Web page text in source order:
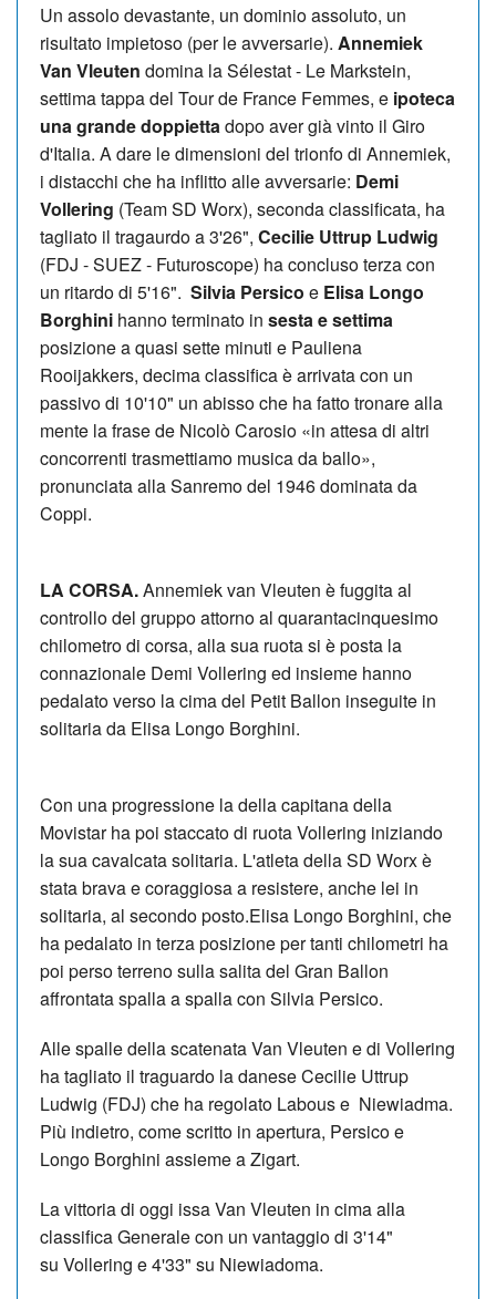
Un assolo devastante, un dominio assoluto, un
risultato impietoso (per le avversarie). Annemiek
Van Vleuten domina la Sélestat - Le Markstein,
settima tappa del Tour de France Femmes, e ipoteca
una grande doppiettadopo aver già vinto il Giro
d'Italia. A dare le dimensioni del trionfo di Annemiek,
i distacchi che ha inflitto alle avversarie: Demi
Vollering (Team SD Worx), seconda classificata, ha
tagliato il tragaurdo a 3'26", Cecilie Uttrup Ludwig
(FDJ - SUEZ - Futuroscope) ha concluso terza con
un ritardo di 5'16". Silvia Persico e Elisa Longo
Borghini hanno terminato in sesta e settima
posizione a quasi sette minuti e Pauliena
Rooijakkers, decima classifica è arrivata con un
passivo di 10'10" un abisso che ha fatto tronare alla
mente la frase de Nicolò Carosio «in attesa di altri
concorrenti trasmettiamo musica da ballo»,
pronunciata alla Sanremo del 1946 dominata da
Coppi.
LA CORSA.Annemiek van Vleuten è fuggita al
controllo del gruppo attorno al quarantacinquesimo
chilometro di corsa, alla sua ruota si è posta la
connazionale Demi Vollering ed insieme hanno
pedalato verso la cima del Petit Ballon inseguite in
solitaria da Elisa Longo Borghini.
Con una progressione la della capitana della
Movistar ha poi staccato di ruota Vollering iniziando
la sua cavalcata solitaria. L'atleta della SD Worx è
stata brava e coraggiosa a resistere, anche lei in
solitaria, al secondo posto.Elisa Longo Borghini, che
ha pedalato in terza posizione per tanti chilometri ha
poi perso terreno sulla salita del Gran Ballon
affrontata spalla a spalla con Silvia Persico.
Alle spalle della scatenata Van Vleuten e di Vollering
ha tagliato il traguardo la danese Cecilie Uttrup
Ludwig (FDJ) che ha regolato Labous e Niewiadma.
Più indietro, come scritto in apertura, Persico e
Longo Borghini assieme a Zigart.
La vittoria di oggi issa Van Vleuten in cima alla
classifica Generale con un vantaggio di 3'14"
su Vollering e 4'33" su Niewiadoma.